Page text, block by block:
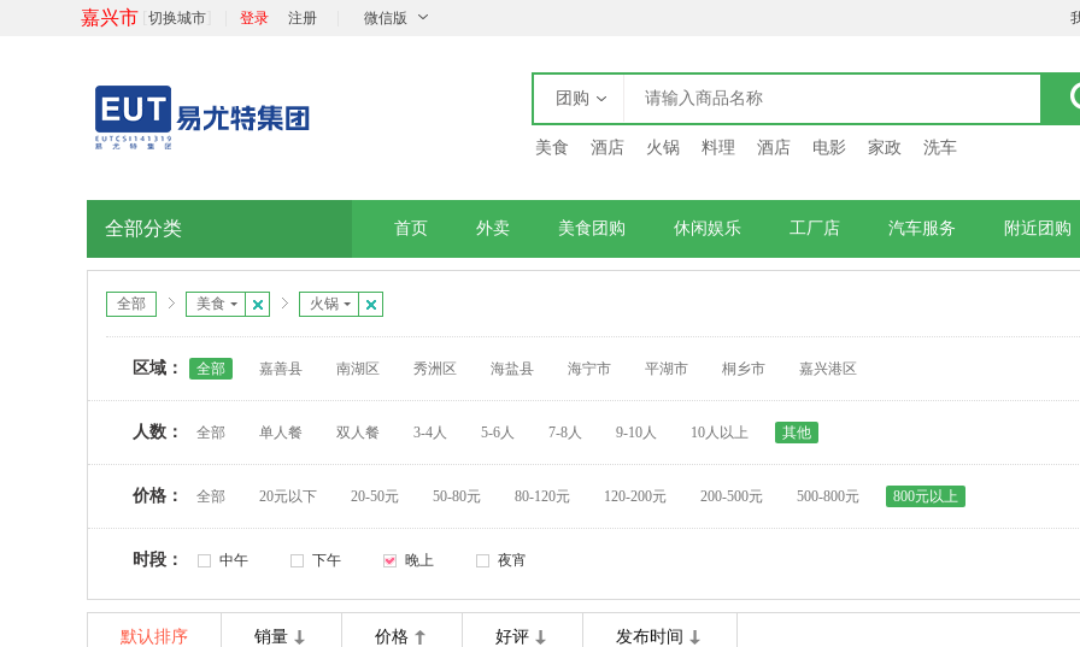
嘉兴市 切换城市 登录 注册 微信版
团购
美食 酒店 火锅 料理 酒店 电影 家政 洗车
全部分类 首页 外卖 美食团购 休闲娱乐 工厂店 汽车服务 附近团购
全部 美食 火锅
区域： 全部 嘉善县 南湖区 秀洲区 海盐县 海宁市 平湖市 桐乡市 嘉兴港区
人数： 全部 单人餐 双人餐 3-4人 5-6人 7-8人 9-10人 10人以上 其他
价格： 全部 20元以下 20-50元 50-80元 80-120元 120-200元 200-500元 500-800元 800元以上
时段： 中午 下午 晚上 夜宵
默认排序 销量 价格 好评 发布时间